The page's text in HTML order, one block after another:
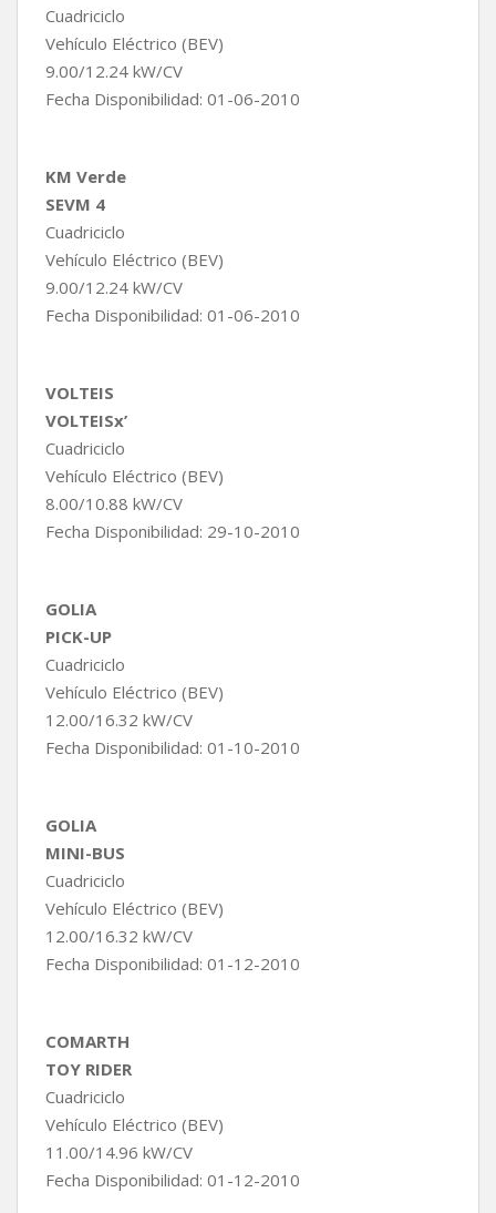
Cuadriciclo
Vehículo Eléctrico (BEV)
9.00/12.24 kW/CV
Fecha Disponibilidad: 01-06-2010
KM Verde
SEVM 4
Cuadriciclo
Vehículo Eléctrico (BEV)
9.00/12.24 kW/CV
Fecha Disponibilidad: 01-06-2010
VOLTEIS
VOLTEISx’
Cuadriciclo
Vehículo Eléctrico (BEV)
8.00/10.88 kW/CV
Fecha Disponibilidad: 29-10-2010
GOLIA
PICK-UP
Cuadriciclo
Vehículo Eléctrico (BEV)
12.00/16.32 kW/CV
Fecha Disponibilidad: 01-10-2010
GOLIA
MINI-BUS
Cuadriciclo
Vehículo Eléctrico (BEV)
12.00/16.32 kW/CV
Fecha Disponibilidad: 01-12-2010
COMARTH
TOY RIDER
Cuadriciclo
Vehículo Eléctrico (BEV)
11.00/14.96 kW/CV
Fecha Disponibilidad: 01-12-2010